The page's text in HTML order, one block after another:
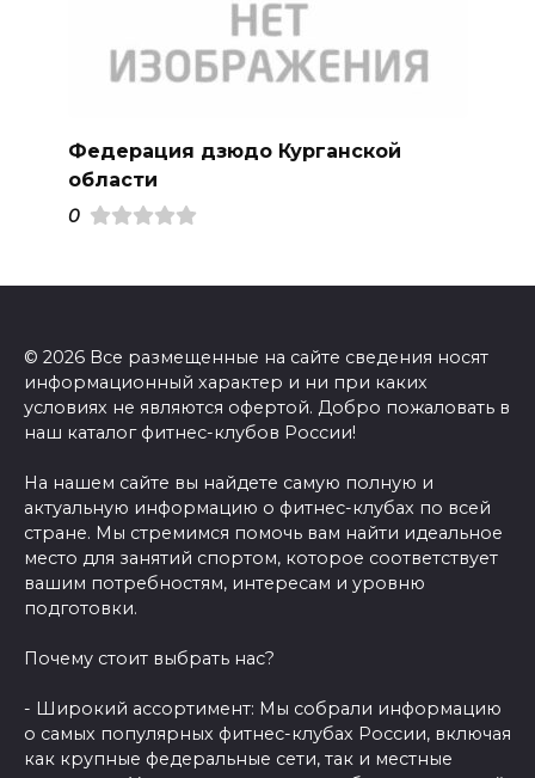
Федерация дзюдо Курганской
области
0
© 2026 Все размещенные на сайте сведения носят
информационный характер и ни при каких
условиях не являются офертой. Добро пожаловать в
наш каталог фитнес-клубов России!
На нашем сайте вы найдете самую полную и
актуальную информацию о фитнес-клубах по всей
стране. Мы стремимся помочь вам найти идеальное
место для занятий спортом, которое соответствует
вашим потребностям, интересам и уровню
подготовки.
Почему стоит выбрать нас?
- Широкий ассортимент: Мы собрали информацию
о самых популярных фитнес-клубах России, включая
как крупные федеральные сети, так и местные